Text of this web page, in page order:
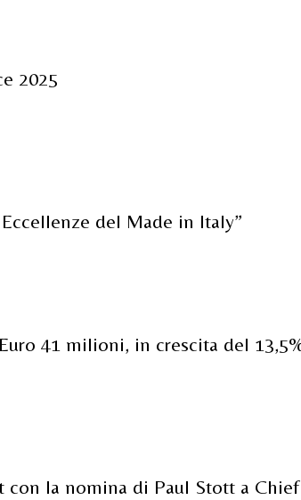
2025
del Made in Italy”
41 milioni, in crescita del
la nomina di Paul Stott a